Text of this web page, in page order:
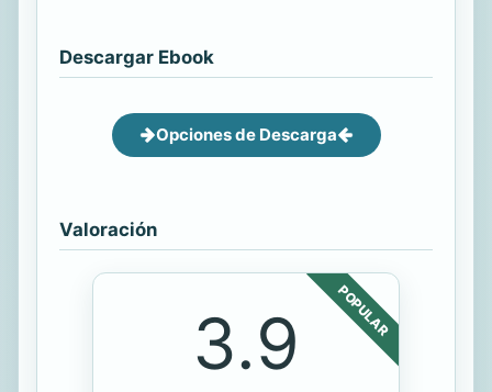
Descargar Ebook
Opciones de Descarga
Valoración
POPULAR
3.9